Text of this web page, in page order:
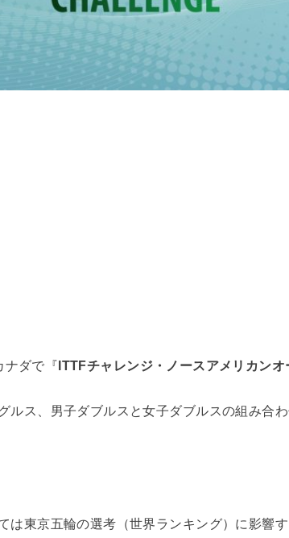
ナダで『 ITTFチャレンジ・ノースアメリカンオ
ルス、男子ダブルスと女子ダブルスの組み合
は東京五輪の選考（世界ランキング）に影響す